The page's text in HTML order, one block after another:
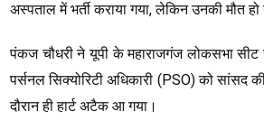
अस्पताल में भर्ती कराया गया, लेकिन उनकी मौत
पंकज चौधरी ने यूपी के महाराजगंज लोकसभा सीट
पर्सनल सिक्योरिटी अधिकारी (PSO) को सांसद
दौरान ही हार्ट अटैक आ गया।